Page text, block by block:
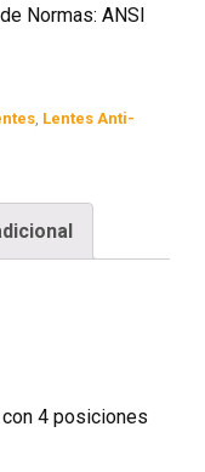
Normas: ANSI
, Lentes Anti-
4 posiciones